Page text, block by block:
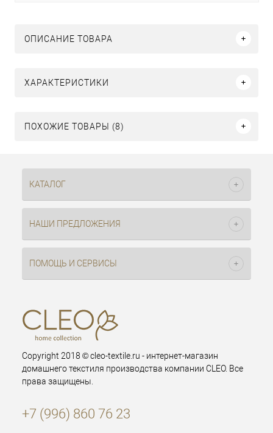
ОПИСАНИЕ ТОВАРА
ХАРАКТЕРИСТИКИ
ПОХОЖИЕ ТОВАРЫ (8)
КАТАЛОГ
НАШИ ПРЕДЛОЖЕНИЯ
ПОМОЩЬ И СЕРВИСЫ
Copyright 2018 © cleo-textile.ru - интернет-магазин
домашнего текстиля производства компании CLEO. Все
права защищены.
+7 (996) 860 76 23